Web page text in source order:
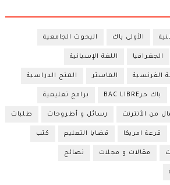
الأولى باك البحوث الجامعية
الجغرافيا اللغة الإسبانية
الفرنسية الماستر المنح الدراسية
باك حرBAC LIBRE برامج تعليمية
من الأنترنت رسائل و أطروحات طلبات
قرعة امريكا قضايا التعليم كتب
مقالات و مجلات نصائح